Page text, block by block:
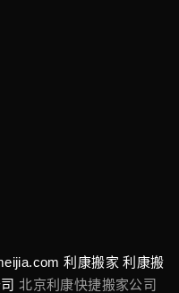
利康搬家 利康搬
北京利康快捷搬家公司